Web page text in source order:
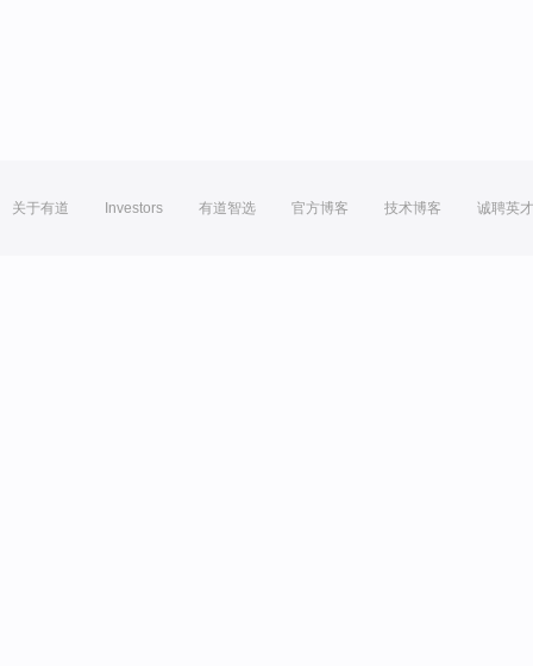
关于有道 Investors 有道智选 官方博客 技术博客 诚聘英才